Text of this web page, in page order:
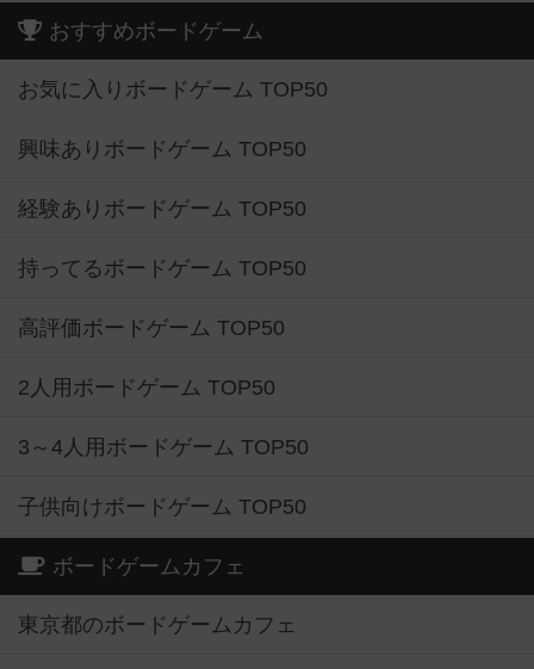
おすすめボードゲーム
お気に入りボードゲーム TOP50
興味ありボードゲーム TOP50
経験ありボードゲーム TOP50
持ってるボードゲーム TOP50
高評価ボードゲーム TOP50
2人用ボードゲーム TOP50
3～4人用ボードゲーム TOP50
子供向けボードゲーム TOP50
ボードゲームカフェ
東京都のボードゲームカフェ